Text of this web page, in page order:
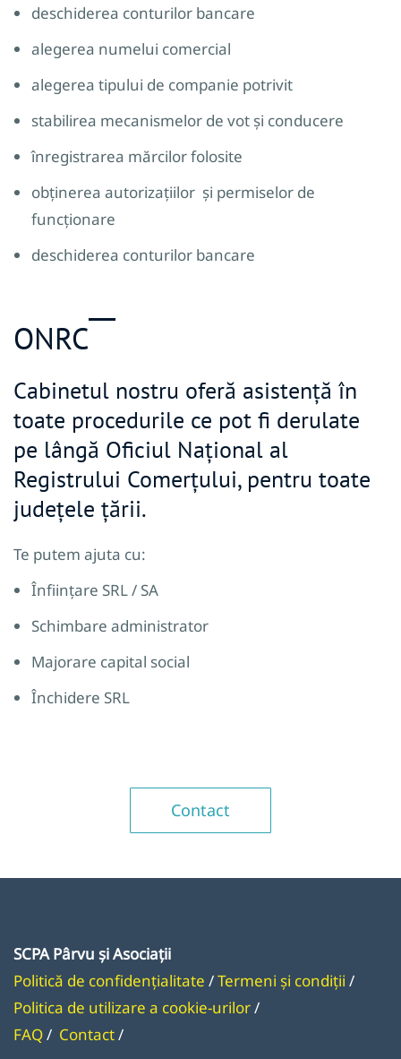
deschiderea conturilor bancare
alegerea numelui comercial
alegerea tipului de companie potrivit
stabilirea mecanismelor de vot și conducere
înregistrarea mărcilor folosite
obținerea autorizațiilor și permiselor de
funcționare
deschiderea conturilor bancare
ONRC
Cabinetul nostru oferă asistență în
toate procedurile ce pot fi derulate
pe lângă Oficiul Național al
Registrului Comerțului, pentru toate
județele țării.
Te putem ajuta cu:
Înființare SRL / SA
Schimbare administrator
Majorare capital social
Închidere SRL
Contact
SCPA Pârvu și Asociații
Politică de confidențialitate /Termeni și condiții /
Politica de utilizare a cookie-urilor/
FAQ/ Contact/